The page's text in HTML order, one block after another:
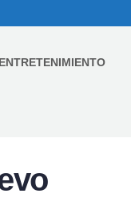
ENTRETENIMIENTO